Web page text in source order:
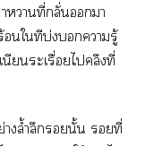
​ั่​​​
​​​บ่​​​ู้​
​​​ี่​
​ล้ำ​​​ั้​​ี่​